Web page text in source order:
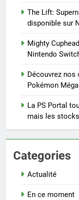
The Lift:
disponible sur
Mighty
Nintendo
Découvrez nos
Pokémon
La PS Portal
mais les
Categories
Actualité
En ce moment